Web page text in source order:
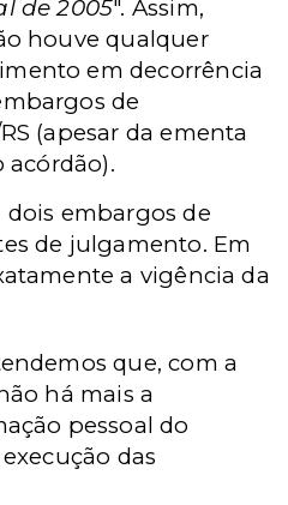
de 2005". Assim,
houve qualquer
em decorrência
de
(apesar da ementa
acórdão).
embargos de
de julgamento. Em
a vigência da
que, com a
há mais a
pessoal do
das